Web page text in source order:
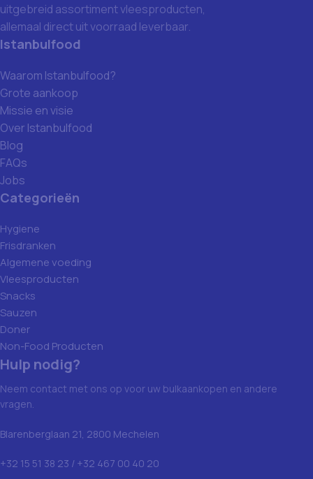
uitgebreid assortiment vleesproducten,
allemaal direct uit voorraad leverbaar.
Istanbulfood
Waarom Istanbulfood?
Grote aankoop
Missie en visie
Over Istanbulfood
Blog
FAQs
Jobs
Categorieën
Hygiene
Frisdranken
Algemene voeding
Vleesproducten
Snacks
Sauzen
Doner
Non-Food Producten
Hulp nodig?
Neem contact met ons op voor uw bulkaankopen en andere
vragen.
Blarenberglaan 21, 2800 Mechelen
+32 15 51 38 23 / +32 467 00 40 20